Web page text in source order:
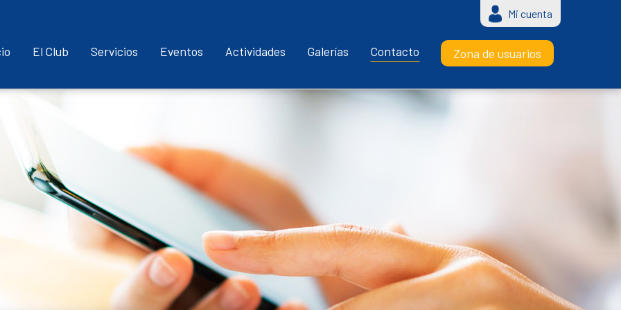
contenido
Mi cuenta
El Club Servicios Eventos Actividades Galerías Contacto Zona de usuarios